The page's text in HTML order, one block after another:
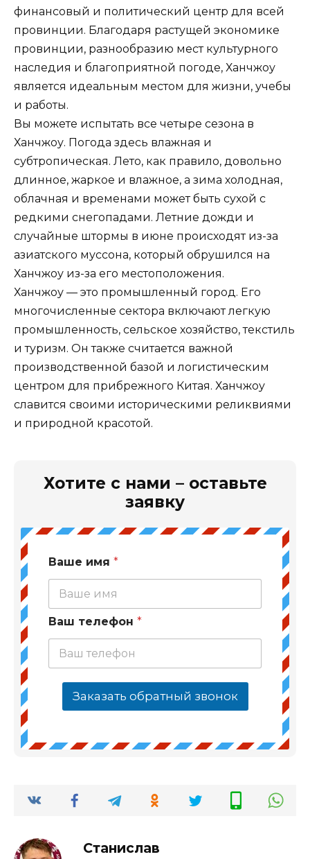
финансовый и политический центр для всей
провинции. Благодаря растущей экономике
провинции, разнообразию мест культурного
наследия и благоприятной погоде, Ханчжоу
является идеальным местом для жизни, учебы
и работы.
Вы можете испытать все четыре сезона в
Ханчжоу. Погода здесь влажная и
субтропическая. Лето, как правило, довольно
длинное, жаркое и влажное, а зима холодная,
облачная и временами может быть сухой с
редкими снегопадами. Летние дожди и
случайные штормы в июне происходят из-за
азиатского муссона, который обрушился на
Ханчжоу из-за его местоположения.
Ханчжоу — это промышленный город. Его
многочисленные сектора включают легкую
промышленность, сельское хозяйство, текстиль
и туризм. Он также считается важной
производственной базой и логистическим
центром для прибрежного Китая. Ханчжоу
славится своими историческими реликвиями
и природной красотой.
Хотите с нами – оставьте
заявку
Ваше имя *
Ваш телефон *
Заказать обратный звонок
Станислав